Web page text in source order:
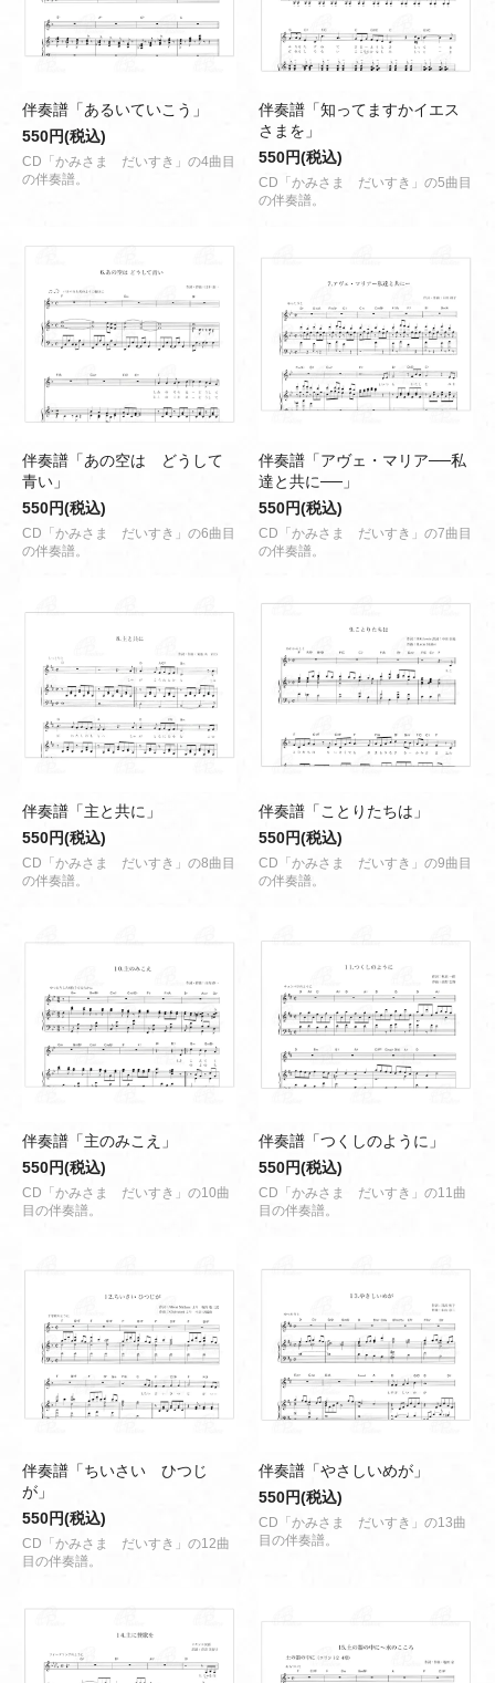
伴奏譜「あるいていこう」
550円(税込)
CD「かみさま だいすき」の4曲目
の伴奏譜。
伴奏譜「知ってますかイエス
さまを」
550円(税込)
CD「かみさま だいすき」の5曲目
の伴奏譜。
伴奏譜「あの空は どうして
青い」
550円(税込)
CD「かみさま だいすき」の6曲目
の伴奏譜。
伴奏譜「アヴェ・マリア──私
達と共に──」
550円(税込)
CD「かみさま だいすき」の7曲目
の伴奏譜。
伴奏譜「主と共に」
550円(税込)
CD「かみさま だいすき」の8曲目
の伴奏譜。
伴奏譜「ことりたちは」
550円(税込)
CD「かみさま だいすき」の9曲目
の伴奏譜。
伴奏譜「主のみこえ」
550円(税込)
CD「かみさま だいすき」の10曲
目の伴奏譜。
伴奏譜「つくしのように」
550円(税込)
CD「かみさま だいすき」の11曲
目の伴奏譜。
伴奏譜「ちいさい ひつじ
が」
550円(税込)
CD「かみさま だいすき」の12曲
目の伴奏譜。
伴奏譜「やさしいめが」
550円(税込)
CD「かみさま だいすき」の13曲
目の伴奏譜。